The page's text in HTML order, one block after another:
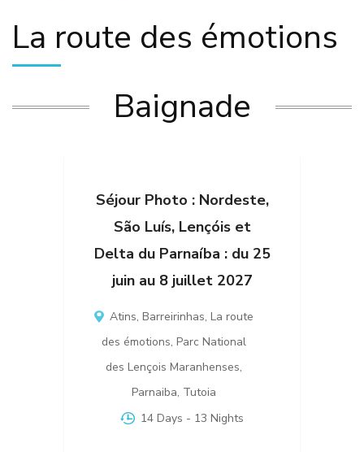
La route des émotions
Baignade
Séjour Photo : Nordeste,
São Luís, Lençóis et
Delta du Parnaíba : du 25
juin au 8 juillet 2027
Atins, Barreirinhas, La route
des émotions, Parc National
des Lençois Maranhenses,
Parnaiba, Tutoia
14 Days - 13 Nights